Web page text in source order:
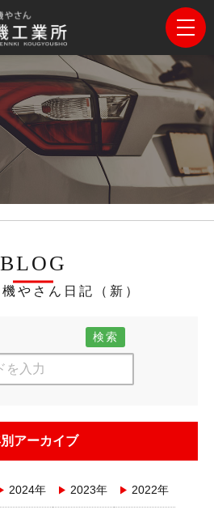
BLOG
やさん日記（新）
検索
アーカイブ
2024年 2023年 2022年